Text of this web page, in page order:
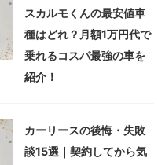
スカルモくんの最安値車
種はどれ？月額1万円代で
乗れるコスパ最強の車を
紹介！
カーリースの後悔・失敗
談15選｜契約してから気